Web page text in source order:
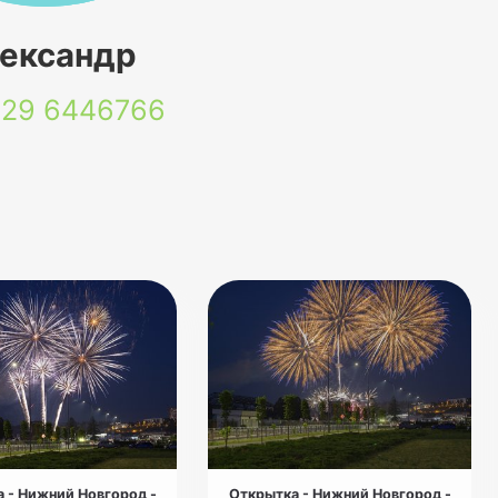
6446766
- Нижний Новгород - Открытка - Нижний Новгород -